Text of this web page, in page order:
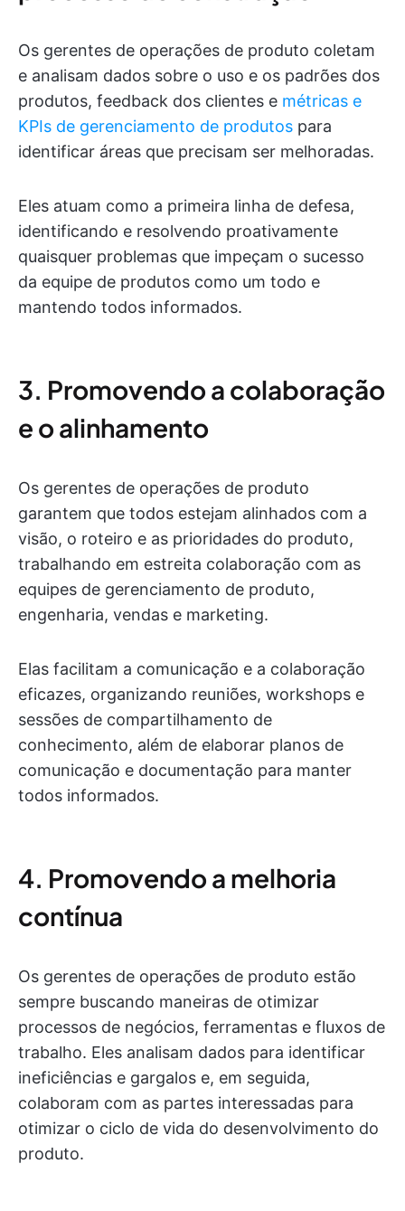
Os gerentes de operações de produto coletam
e analisam dados sobre o uso e os padrões dos
produtos, feedback dos clientes e métricas e
KPIs de gerenciamento de produtos para
identificar áreas que precisam ser melhoradas.
Eles atuam como a primeira linha de defesa,
identificando e resolvendo proativamente
quaisquer problemas que impeçam o sucesso
da equipe de produtos como um todo e
mantendo todos informados.
3. Promovendo a colaboração
e o alinhamento
Os gerentes de operações de produto
garantem que todos estejam alinhados com a
visão, o roteiro e as prioridades do produto,
trabalhando em estreita colaboração com as
equipes de gerenciamento de produto,
engenharia, vendas e marketing.
Elas facilitam a comunicação e a colaboração
eficazes, organizando reuniões, workshops e
sessões de compartilhamento de
conhecimento, além de elaborar planos de
comunicação e documentação para manter
todos informados.
4. Promovendo a melhoria
contínua
Os gerentes de operações de produto estão
sempre buscando maneiras de otimizar
processos de negócios, ferramentas e fluxos de
trabalho. Eles analisam dados para identificar
ineficiências e gargalos e, em seguida,
colaboram com as partes interessadas para
otimizar o ciclo de vida do desenvolvimento do
produto.